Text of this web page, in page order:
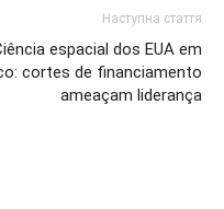
Наступна стаття
espacial dos EUA em
cortes de financiamento
ameaçam liderança